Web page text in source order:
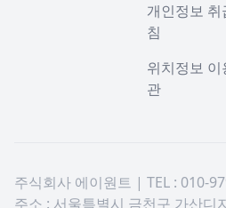
개인정보 취
침
위치정보 이
관
주식회사 에이원트 | TEL : 010-
주소 : 서울특별시 금천구 가산디